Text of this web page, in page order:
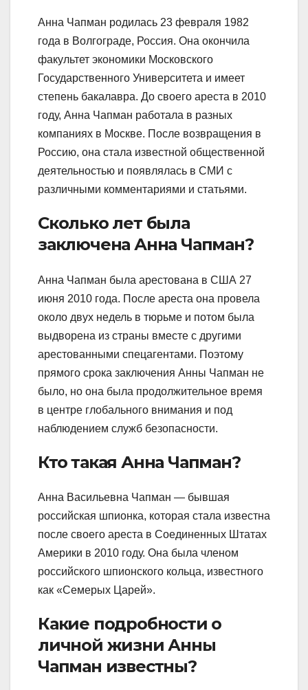
Анна Чапман родилась 23 февраля 1982
года в Волгограде, Россия. Она окончила
факультет экономики Московского
Государственного Университета и имеет
степень бакалавра. До своего ареста в 2010
году, Анна Чапман работала в разных
компаниях в Москве. После возвращения в
Россию, она стала известной общественной
деятельностью и появлялась в СМИ с
различными комментариями и статьями.
Сколько лет была
заключена Анна Чапман?
Анна Чапман была арестована в США 27
июня 2010 года. После ареста она провела
около двух недель в тюрьме и потом была
выдворена из страны вместе с другими
арестованными спецагентами. Поэтому
прямого срока заключения Анны Чапман не
было, но она была продолжительное время
в центре глобального внимания и под
наблюдением служб безопасности.
Кто такая Анна Чапман?
Анна Васильевна Чапман — бывшая
российская шпионка, которая стала известна
после своего ареста в Соединенных Штатах
Америки в 2010 году. Она была членом
российского шпионского кольца, известного
как «Семерых Царей».
Какие подробности о
личной жизни Анны
Чапман известны?